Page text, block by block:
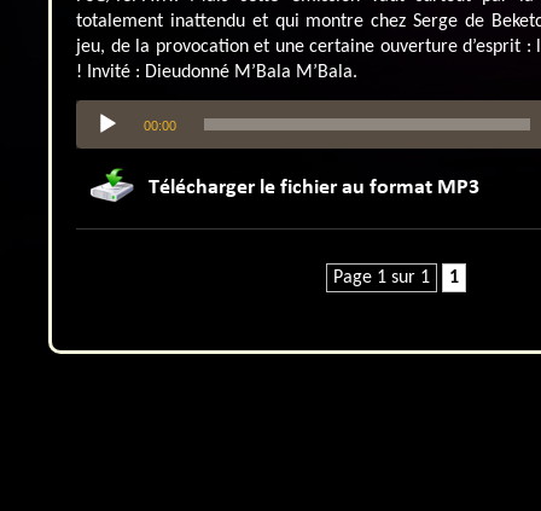
totalement inattendu et qui montre chez Serge de
jeu, de la provocation et une certaine ouverture d’esprit :
! Invité : Dieudonné M’Bala M’Bala.
Lecteur
audio
00:00
Page 1 sur 1 1